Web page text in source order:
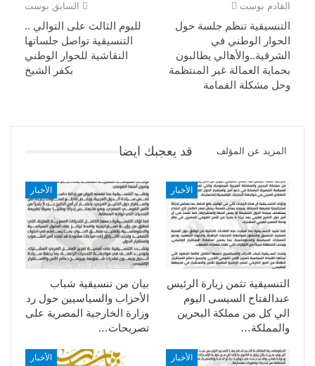
السابق بوست
لليوم الثالث على التوالي ..
التنسيقية تواصل جلساتها
النقاشية للحوار الوطني
بكفر الشيخ
القادم بوست
التنسيقية تنظم جلسة حول
الحوار الوطني في
الشرقية..والأهالي يطالبون
بحماية العمالة غير المنتظمة
وحل مشكلة القمامة
قد يعجبك ايضا المزيد عن المؤلف
الأخبار
بيان من تنسيقية شباب
الأحزاب والسياسيين حول رد
وزارة الخارجية المصرية على
تصريحات…
الأخبار
التنسيقية تثمن زيارة الرئيس
عبدالفتاح السيسى اليوم
الي كل من مملكة البحرين
والمملكة…
الأخبار الأخبار